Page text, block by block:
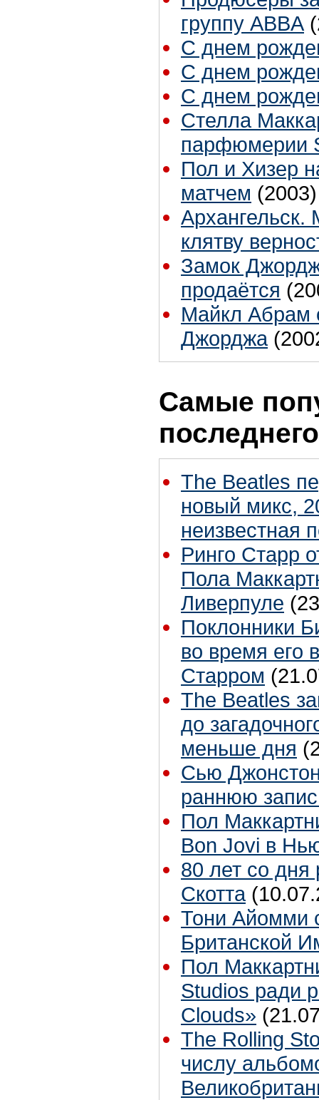
группу ABBA
С днем
С днем
С днем
Стелла
парфюмерии
Пол и Хизер
матчем (2003)
клятву
Замок
продаётся
Майкл Абрам
Джорджа
Самые
The Beatles
новый микс,
неизвестная
Ринго Старр
Пола
Ливерпуле
Поклонники
во время его
Старром
The Beatles
до
меньше дня
Сью
раннюю
Пол
Bon Jovi в
80 лет со
Скотта
Тони Айомми
Британской
Пол
Studios ради
Clouds»
The Rolling
числу